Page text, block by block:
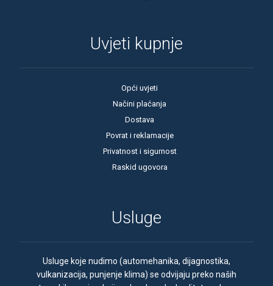
Uvjeti kupnje
Opći uvjeti
Načini plaćanja
Dostava
Povrat i reklamacije
Privatnost i sigurnost
Raskid ugovora
Usluge
Usluge koje nudimo (automehanika, dijagnostika,
vulkanizacija, punjenje klima) se odvijaju preko naših